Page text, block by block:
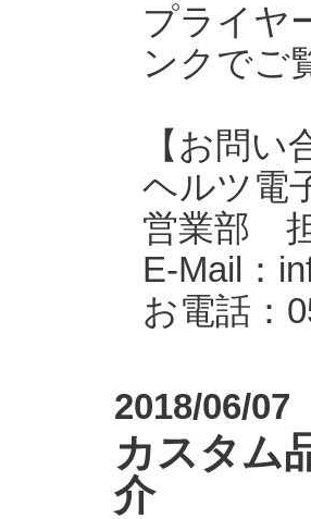
プライヤ
ンクでご
【お問い
ヘルツ電
営業部
E-Mail：
お電話：
2018/06/07
カスタム
介